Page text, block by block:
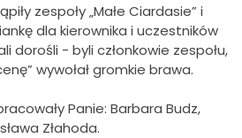
zespoły „Małe Ciardasie” i
dla kierownika i uczestników
dorośli - byli członkowie zespołu,
wywołał gromkie brawa.
Panie: Barbara Budz,
Złahoda.